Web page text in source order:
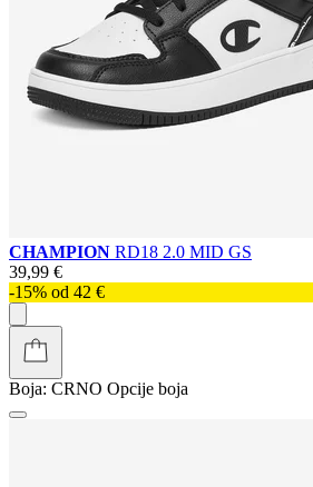
CHAMPION RD18 2.0 MID GS
39,99 €
-15% od 42 €
Boja: CRNO Opcije boja